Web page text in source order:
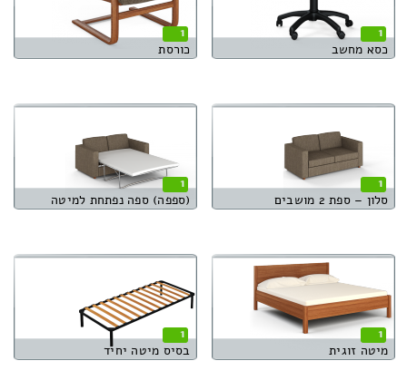
1
כסא מחשב
1
כורסת
1
סלון – ספת 2 מושבים
1
(ספפה) ספה נפתחת למיטה
1
מיטה זוגית
1
בסיס מיטה יחיד